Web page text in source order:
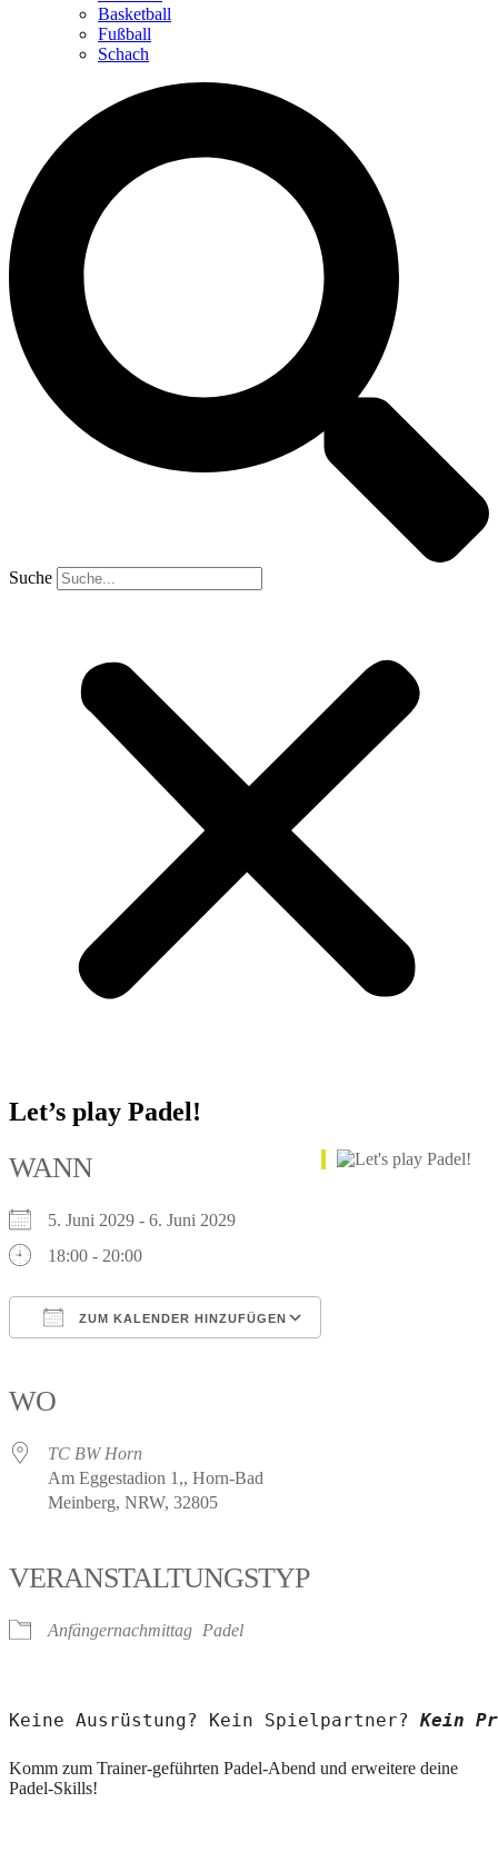
Basketball
Fußball
Schach
Suche
Let’s play Padel!
WANN
5. Juni 2029 - 6. Juni 2029
18:00 - 20:00
ZUM KALENDER HINZUFÜGEN
WO
TC BW Horn
Am Eggestadion 1,, Horn-Bad
Meinberg, NRW, 32805
VERANSTALTUNGSTYP
Anfängernachmittag Padel
Keine Ausrüstung? Kein Spielpartner? Kein
Komm zum Trainer-geführten Padel-Abend und erweitere deine
Padel-Skills!